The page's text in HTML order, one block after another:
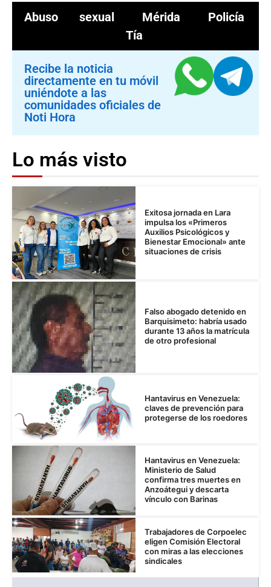
Abuso sexual Mérida
Policía
Tía
Recibe la noticia
directamente en tu móvil
uniéndote a las
comunidades oficiales de
Noti Hora
Lo más visto
Exitosa jornada en Lara
impulsa los «Primeros
Auxilios Psicológicos y
Bienestar Emocional» ante
situaciones de crisis
Falso abogado detenido en
Barquisimeto: habría usado
durante 13 años la matrícula
de otro profesional
Hantavirus en Venezuela:
claves de prevención para
protegerse de los roedores
Hantavirus en Venezuela:
Ministerio de Salud
confirma tres muertes en
Anzoátegui y descarta
vínculo con Barinas
Trabajadores de Corpoelec
eligen Comisión Electoral
con miras a las elecciones
sindicales